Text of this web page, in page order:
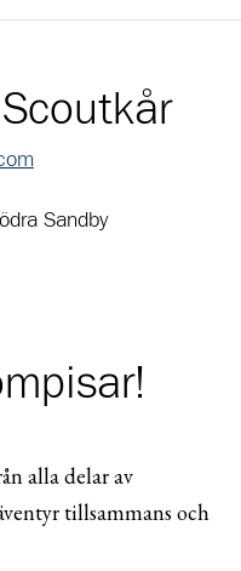
Sandby
alla delar av
tillsammans och